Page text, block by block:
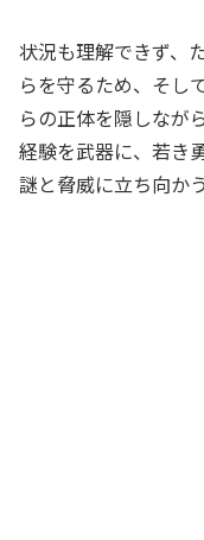
状況も理解できず、
らを守るため、そし
らの正体を隠しなが
経験を武器に、若き
謎と脅威に立ち向か